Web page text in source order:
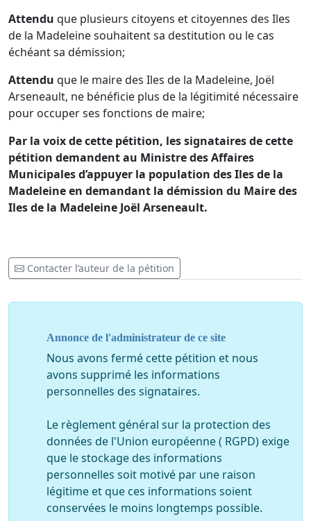
Attendu que plusieurs citoyens et citoyennes des Iles
de la Madeleine souhaitent sa destitution ou le cas
échéant sa démission;
Attendu que le maire des Iles de la Madeleine, Joël
Arseneault, ne bénéficie plus de la légitimité nécessaire
pour occuper ses fonctions de maire;
Par la voix de cette pétition, les signataires de cette
pétition demandent au Ministre des Affaires
Municipales d’appuyer la population des Iles de la
Madeleine en demandant la démission du Maire des
Iles de la Madeleine Joël Arseneault.
Contacter l’auteur de la pétition
Annonce de l'administrateur de ce site
Nous avons fermé cette pétition et nous
avons supprimé les informations
personnelles des signataires.
Le règlement général sur la protection des
données de l'Union européenne ( RGPD) exige
que le stockage des informations
personnelles soit motivé par une raison
légitime et que ces informations soient
conservées le moins longtemps possible.